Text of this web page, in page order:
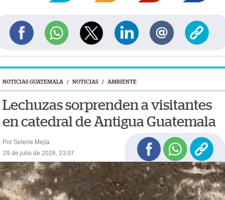
NOTICIAS GUATEMALA / NOTICIAS / AMBIENTE
Lechuzas sorprenden a visitantes
en catedral de Antigua Guatemala
Por Selene Mejía
29 de julio de 2026, 23:07